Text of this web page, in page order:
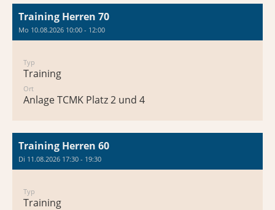
Training Herren 70
Mo 10.08.2026 10:00 - 12:00
Typ
Training
Ort
Anlage TCMK Platz 2 und 4
Training Herren 60
Di 11.08.2026 17:30 - 19:30
Typ
Training